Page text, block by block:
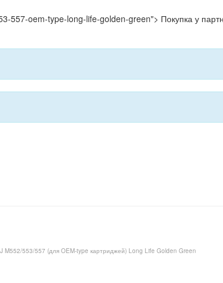
oem-type-long-life-golden-green"> Покупка у
M552/553/557 (для OEM-type картриджей) Long Life Golden Green